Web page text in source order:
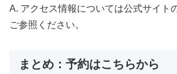
A. アクセス情報については公式サイト
ご参照ください。
まとめ：予約はこちらから